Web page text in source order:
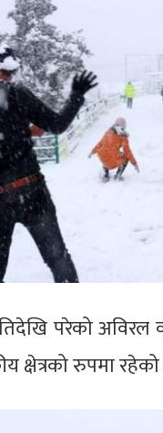
परेको अविरल
क्षेत्रको रुपमा